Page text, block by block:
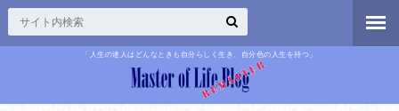
「人生の達人はどんなときも自分らしく生き、自分色の人生を持つ」